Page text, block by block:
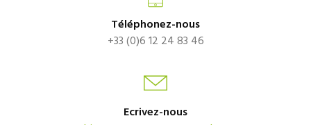
Téléphonez-nous
+33 (0)6 12 24 83 46
Ecrivez-nous